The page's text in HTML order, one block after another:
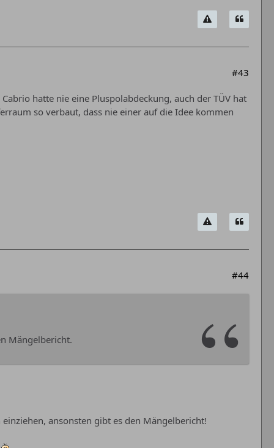
#43
hatte nie eine Pluspolabdeckung, auch der TÜV hat
so verbaut, dass nie einer auf die Idee kommen
#44
Mängelbericht.
ansonsten gibt es den Mängelbericht!